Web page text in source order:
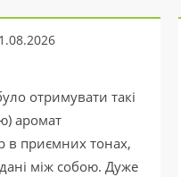
отримувати такі
аромат
в приємних тонах,
між собою. Дуже